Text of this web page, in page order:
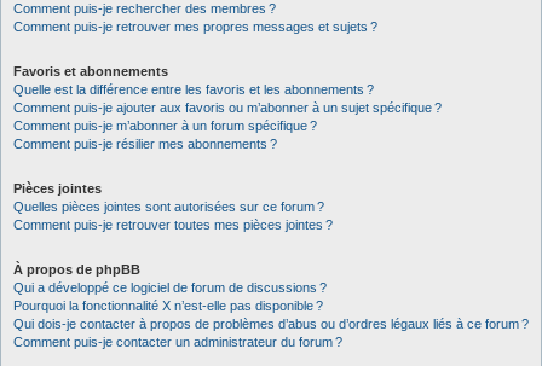
Comment puis-je rechercher des membres ?
Comment puis-je retrouver mes propres messages et sujets ?
Favoris et abonnements
Quelle est la différence entre les favoris et les abonnements ?
Comment puis-je ajouter aux favoris ou m’abonner à un sujet spécifique ?
Comment puis-je m’abonner à un forum spécifique ?
Comment puis-je résilier mes abonnements ?
Pièces jointes
Quelles pièces jointes sont autorisées sur ce forum ?
Comment puis-je retrouver toutes mes pièces jointes ?
À propos de phpBB
Qui a développé ce logiciel de forum de discussions ?
Pourquoi la fonctionnalité X n’est-elle pas disponible ?
Qui dois-je contacter à propos de problèmes d’abus ou d’ordres légaux liés à ce forum ?
Comment puis-je contacter un administrateur du forum ?